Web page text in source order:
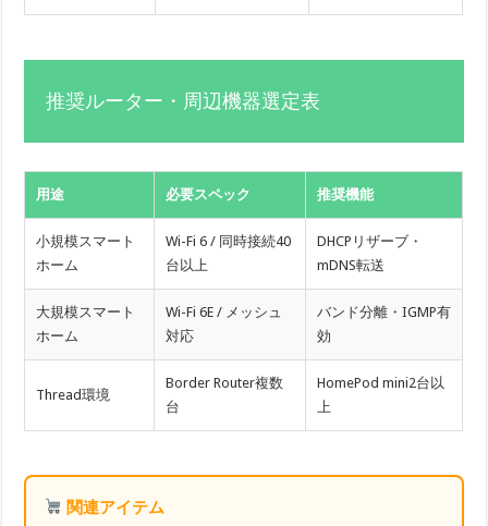
推奨ルーター・周辺機器選定表
用途 必要スペック 推奨機能
小規模スマート
ホーム
Wi-Fi 6 / 同時接続40
台以上
DHCPリザーブ・
mDNS転送
大規模スマート
ホーム
Wi-Fi 6E / メッシュ
対応
バンド分離・IGMP有
効
Thread環境
Border Router複数
台
HomePod mini2台以
上
関連アイテム